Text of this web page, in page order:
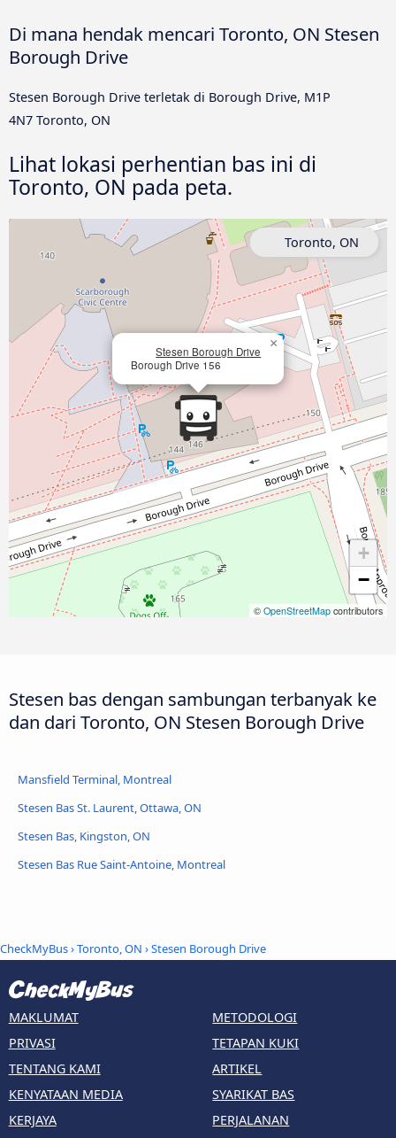
Di mana hendak mencari Toronto, ON Stesen
Borough Drive
Stesen Borough Drive terletak di Borough Drive, M1P
4N7 Toronto, ON
Lihat lokasi perhentian bas ini di
Toronto, ON pada peta.
Stesen Borough Drive
Borough Drive 156
×
+
−
© OpenStreetMap contributors
Toronto, ON
Stesen bas dengan sambungan terbanyak ke
dan dari Toronto, ON Stesen Borough Drive
Mansfield Terminal, Montreal
Stesen Bas St. Laurent, Ottawa, ON
Stesen Bas, Kingston, ON
Stesen Bas Rue Saint-Antoine, Montreal
CheckMyBus›Toronto, ON › Stesen Borough Drive
MAKLUMAT
PRIVASI
TENTANG KAMI
KENYATAAN MEDIA
KERJAYA
METODOLOGI
TETAPAN KUKI
ARTIKEL
SYARIKAT BAS
PERJALANAN